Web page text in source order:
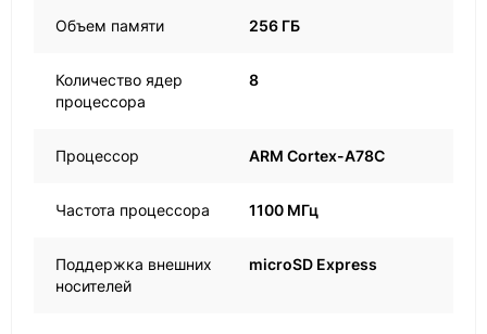
Объем памяти 256 ГБ
Количество ядер
процессора
8
Процессор ARM Cortex-A78C
Частота процессора 1100 МГц
Поддержка внешних
носителей
microSD Express